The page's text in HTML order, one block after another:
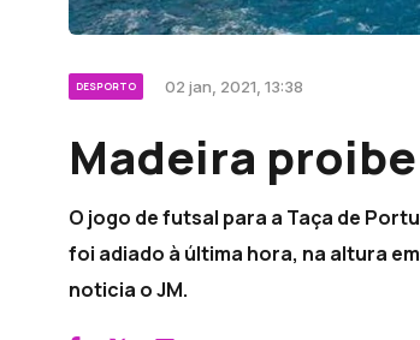
DESPORTO 02 jan, 2021, 13:38
Madeira
O jogo de futsal para a Taça de
foi adiado à última hora, na altura
noticia o JM.